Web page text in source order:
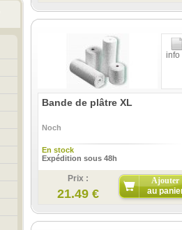
info
Bande de plâtre XL
Noch
En stock
Expédition sous 48h
Prix :
21.49 €
Ajouter
au